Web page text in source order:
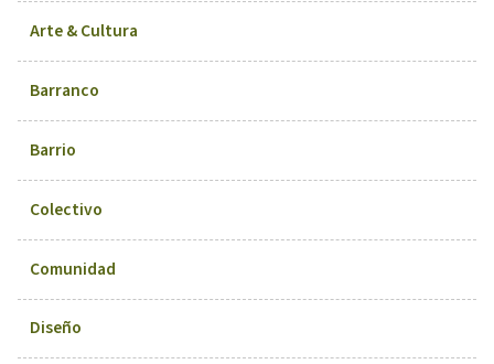
Arte & Cultura
Barranco
Barrio
Colectivo
Comunidad
Diseño